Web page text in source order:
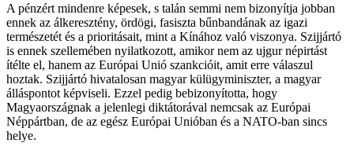
A pénzért mindenre képesek, s talán semmi nem bizonyítja jobban
ennek az álkeresztény, ördögi, fasiszta bűnbandának az igazi
természetét és a prioritásait, mint a Kínához való viszonya. Szijjártó
is ennek szellemében nyilatkozott, amikor nem az ujgur népirtást
ítélte el, hanem az Európai Unió szankcióit, amit erre válaszul
hoztak. Szijjártó hivatalosan magyar külügyminiszter, a magyar
álláspontot képviseli. Ezzel pedig bebizonyította, hogy
Magyaországnak a jelenlegi diktátorával nemcsak az Európai
Néppártban, de az egész Európai Unióban és a NATO-ban sincs
helye.